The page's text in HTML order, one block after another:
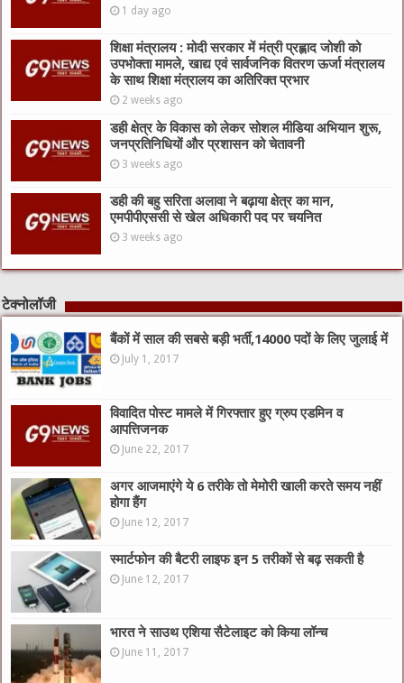
1 day ago
शिक्षा मंत्रालय : मोदी सरकार में मंत्री प्रह्लाद जोशी को
उपभोक्ता मामले, खाद्य एवं सार्वजनिक वितरण ऊर्जा मंत्रालय
के साथ शिक्षा मंत्रालय का अतिरिक्त प्रभार
2 weeks ago
डही क्षेत्र के विकास को लेकर सोशल मीडिया अभियान शुरू,
जनप्रतिनिधियों और प्रशासन को चेतावनी
3 weeks ago
डही की बहु सरिता अलावा ने बढ़ाया क्षेत्र का मान,
एमपीपीएससी से खेल अधिकारी पद पर चयनित
3 weeks ago
टेक्नोलॉजी
बैंकों में साल की सबसे बड़ी भर्ती,14000 पदों के लिए जुलाई में
July 1, 2017
विवादित पोस्ट मामले में गिरफ्तार हुए ग्रुप एडमिन व
आपत्तिजनक
June 22, 2017
अगर आजमाएंगे ये 6 तरीके तो मेमोरी खाली करते समय नहीं
होगा हैंग
June 12, 2017
स्मार्टफोन की बैटरी लाइफ इन 5 तरीकों से बढ़ सकती है
June 12, 2017
भारत ने साउथ एशिया सैटेलाइट को किया लॉन्च
June 11, 2017